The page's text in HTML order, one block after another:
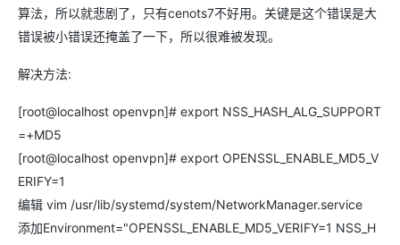
算法，所以就悲剧了，只有cenots7不好用。关键是这个错误是大
错误被小错误还掩盖了一下，所以很难被发现。
解决方法:
[root@localhost openvpn]# export NSS_HASH_ALG_SUPPORT
=+MD5
[root@localhost openvpn]# export OPENSSL_ENABLE_MD5_V
ERIFY=1
编辑 vim /usr/lib/systemd/system/NetworkManager.service
添加Environment="OPENSSL_ENABLE_MD5_VERIFY=1 NSS_H